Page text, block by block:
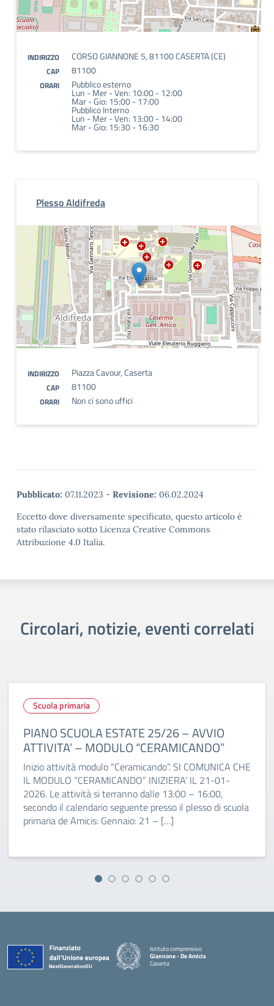
INDIRIZZO CORSO GIANNONE 5, 81100 CASERTA (CE)
CAP 81100
ORARI Pubblico esterno
Lun - Mer - Ven: 10:00 - 12:00
Mar - Gio: 15:00 - 17:00
Pubblico Interno
Lun - Mer - Ven: 13:00 - 14:00
Mar - Gio: 15:30 - 16:30
Plesso Aldifreda
INDIRIZZO Piazza Cavour, Caserta
CAP 81100
ORARI Non ci sono uffici
Pubblicato: 07.11.2023 - Revisione: 06.02.2024
Eccetto dove diversamente specificato, questo articolo è
stato rilasciato sotto Licenza Creative Commons
Attribuzione 4.0 Italia.
Circolari, notizie, eventi correlati
Scuola primaria
PIANO SCUOLA ESTATE 25/26 – AVVIO
ATTIVITA’ – MODULO “CERAMICANDO”
Inizio attività modulo “Ceramicando”. SI COMUNICA CHE
IL MODULO ”CERAMICANDO” INIZIERA’ IL 21-01-
2026. Le attività si terranno dalle 13:00 – 16:00,
secondo il calendario seguente presso il plesso di scuola
primaria de Amicis: Gennaio: 21 – […]
Istituto comprensivo
Giannone - De Amicis
Caserta